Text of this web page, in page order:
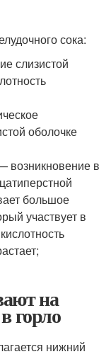
сока:
слизистой
оболочке
возникновение в
большое
участвует в
на
горло
нижний